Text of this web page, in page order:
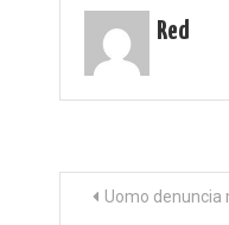
Red
Navigazione
Uomo denuncia